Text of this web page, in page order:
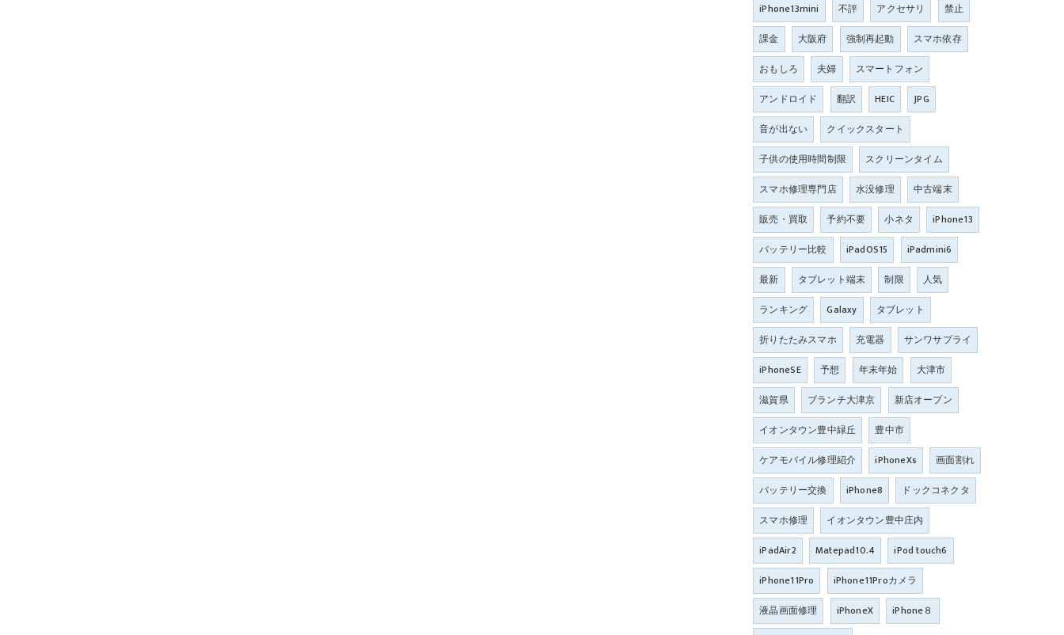
iPhone13mini
不評 アクセサリ
禁止
課金
大阪府 強制再起動
スマホ依存
おもしろ
夫婦
スマートフォン
アンドロイド
翻訳 HEIC
JPG
音が出ない
クイックスタート
子供の使用時間制限
スクリーンタイム
スマホ修理専門店
水没修理
中古端末
販売・買取
予約不要 小ネタ
iPhone13
バッテリー比較
iPadOS15
iPadmini6
最新
タブレット端末 制限
人気
ランキング
Galaxy
タブレット
折りたたみスマホ
充電器
サンワサプライ
iPhoneSE
予想 年末年始
大津市
滋賀県
ブランチ大津京
新店オープン
イオンタウン豊中緑丘
豊中市
ケアモバイル修理紹介
iPhoneXs
画面割れ
バッテリー交換
iPhone8
ドックコネクタ
スマホ修理
イオンタウン豊中庄内
iPadAir2
Matepad10.4
iPod touch6
iPhone11Pro
iPhone11Proカメラ
液晶画面修理
iPhoneX
iPhone８